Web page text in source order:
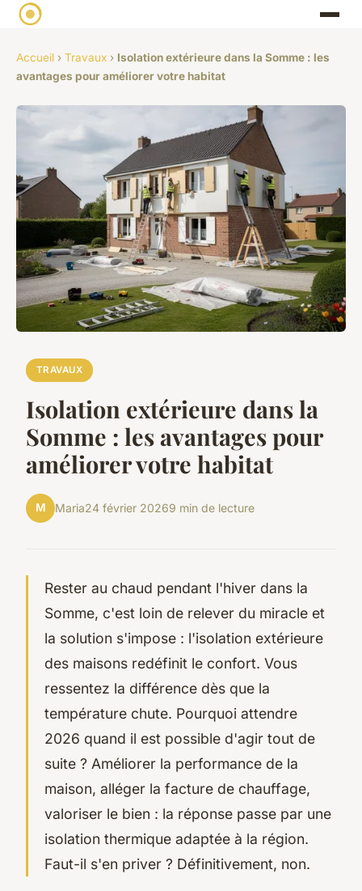
Accueil › Travaux › Isolation extérieure dans la Somme : les
avantages pour améliorer votre habitat
TRAVAUX
Isolation extérieure dans la
Somme : les avantages pour
améliorer votre habitat
M Maria24 février 20269 min de lecture
Rester au chaud pendant l'hiver dans la
Somme, c'est loin de relever du miracle et
la solution s'impose : l'isolation extérieure
des maisons redéfinit le confort. Vous
ressentez la différence dès que la
température chute. Pourquoi attendre
2026 quand il est possible d'agir tout de
suite ? Améliorer la performance de la
maison, alléger la facture de chauffage,
valoriser le bien : la réponse passe par une
isolation thermique adaptée à la région.
Faut-il s'en priver ? Définitivement, non.